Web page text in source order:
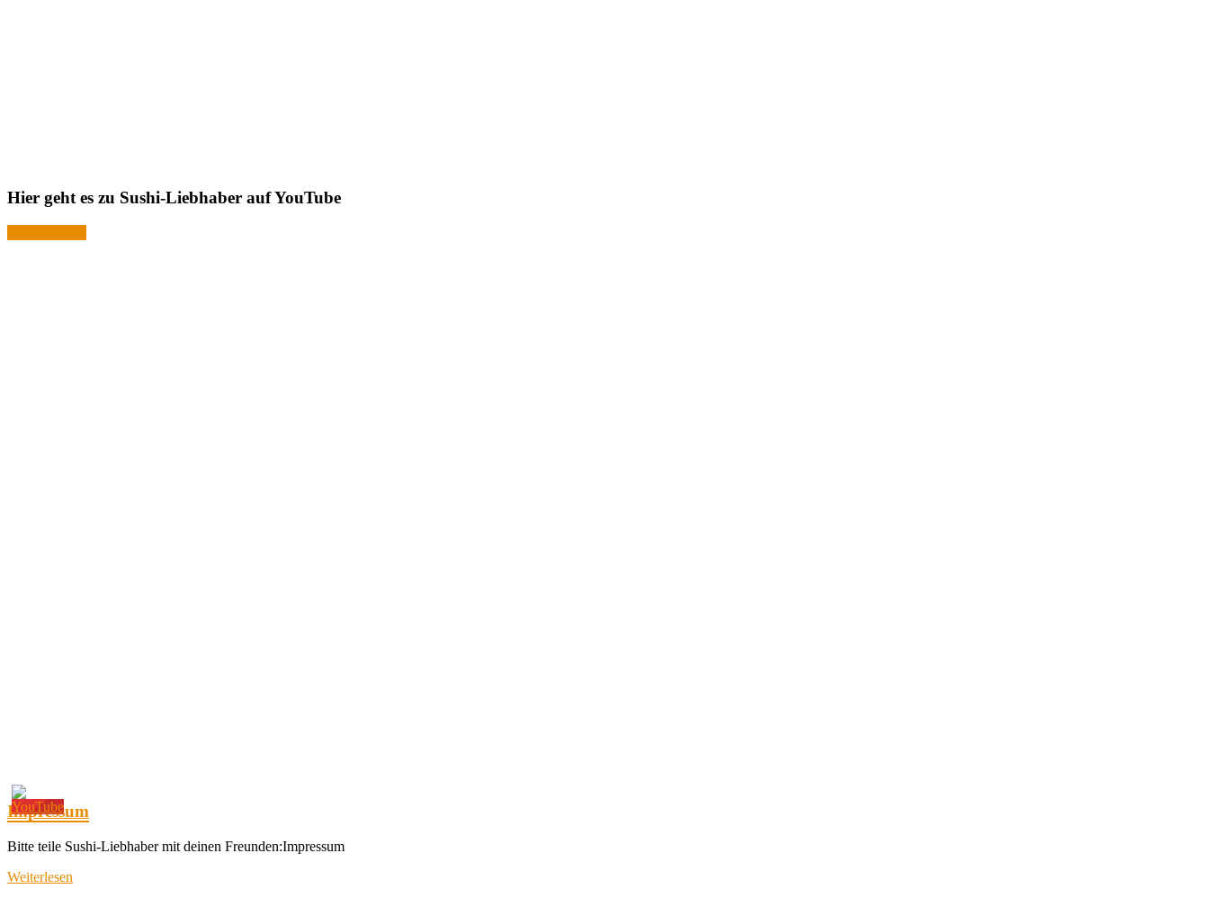
Hier geht es zu Sushi-Liebhaber auf YouTube
Impressum
Bitte teile Sushi-Liebhaber mit deinen Freunden:Impressum
Weiterlesen